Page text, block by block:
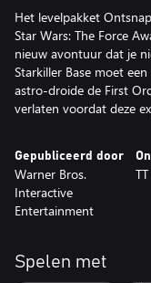
Het levelpakket
Star Wars: The Force
nieuw avontuur dat je
Starkiller Base moet
astro-droide de First
verlaten voordat deze
Gepubliceerd door
Warner Bros.
Interactive
Entertainment
Spelen met